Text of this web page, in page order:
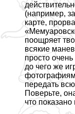
(например,
карте,
поощряет
всякие
просто
до чего же
фотографиям
передать
Поверьте,
что